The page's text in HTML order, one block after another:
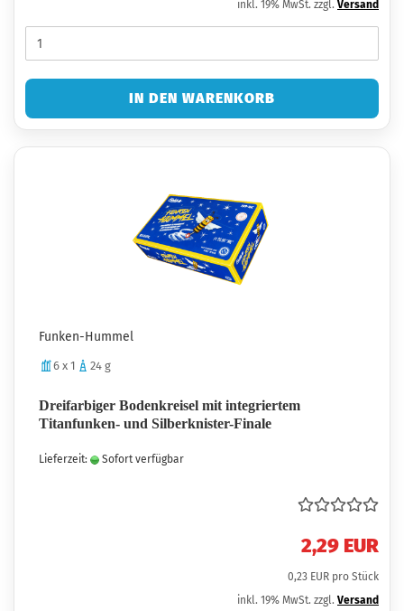
inkl. 19% MwSt. zzgl. Versand
IN DEN WARENKORB
Funken-Hummel
6 x 1 24 g
Dreifarbiger Bodenkreisel mit integriertem
Titanfunken- und Silberknister-Finale
Lieferzeit: Sofort verfügbar
2,29 EUR
0,23 EUR pro Stück
inkl. 19% MwSt. zzgl. Versand